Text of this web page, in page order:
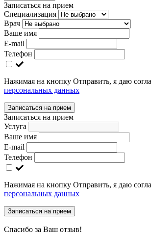
Записаться на прием
Специализация
Врач
Ваше имя
E-mail
Телефон
Нажимая на кнопку Отправить, я даю
персональных данных
Записаться на прием
Записаться на прием
Услуга
Ваше имя
E-mail
Телефон
Нажимая на кнопку Отправить, я даю
персональных данных
Записаться на прием
Спасибо за Ваш отзыв!